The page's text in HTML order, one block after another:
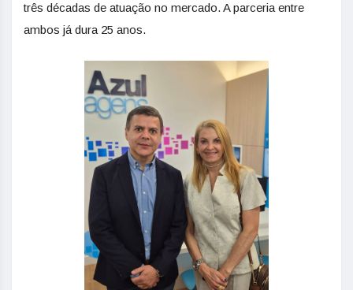
três décadas de atuação no mercado. A parceria entre
ambos já dura 25 anos.